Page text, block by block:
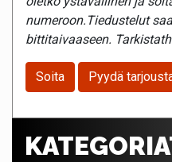
numeroon.Tiedustelut
bittitaivaaseen.
Soita Pyydä